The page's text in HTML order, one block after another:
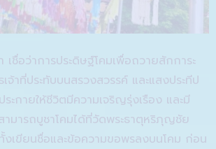
เชื่อว่าการประดิษฐ์โคมเพื่อถวายสักการะ
จ้าที่ประทับบนสรวงสวรรค์ และแสงประทีป
ระกายให้ชีวิตมีความเจริญรุ่งเรือง และมี
ามารถบูชาโคมได้ที่วัดพระธาตุหริภุญชัย
งเขียนชื่อและข้อความขอพรลงบนโคม ก่อน